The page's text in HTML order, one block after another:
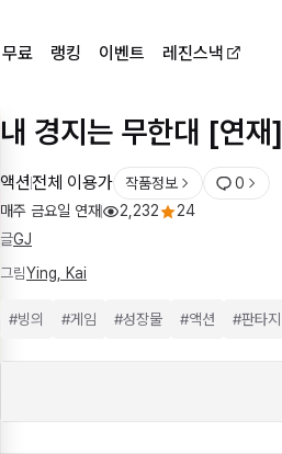
무료 랭킹 이벤트 레진스낵
내 경지는 무한대 [연재]
액션전체 이용가 작품정보
0
매주 금요일 연재
2,232
24
글GJ
그림Ying, Kai
#빙의 #게임 #성장물 #액션 #판타지